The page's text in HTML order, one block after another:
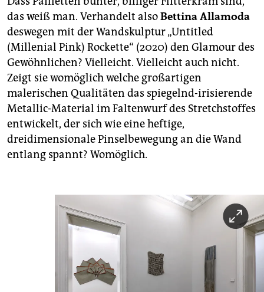
das weiß man. Verhandelt alsoBettina Allamoda
deswegen mit der Wandskulptur „Untitled
(Millenial Pink) Rockette“ (2020) den Glamour des
Gewöhnlichen? Vielleicht. Vielleicht auch nicht.
Zeigt sie womöglich welche großartigen
malerischen Qualitäten das spiegelnd-irisierende
Metallic-Material im Faltenwurf des Stretchstoffes
entwickelt, der sich wie eine heftige,
dreidimensionale Pinselbewegung an die Wand
entlang spannt? Womöglich.